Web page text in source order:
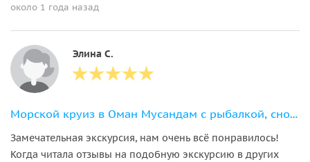
около 1 года назад
Элина С.
Морской круиз в Оман Мусандам с рыбалкой, снорклингом и обедом
Замечательная экскурсия, нам очень всё понравилось!
Когда читала отзывы на подобную экскурсию в других